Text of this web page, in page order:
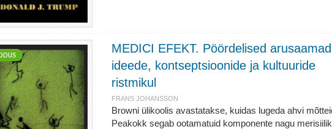
MEDICI EFEKT. Pöördelised arusaamad
ideede, kontseptsioonide ja kultuuride
ristmikul
FRANS JOHANSSON
Browni ülikoolis avastatakse, kuidas lugeda ahvi
Peakokk segab ootamatuid komponente nagu